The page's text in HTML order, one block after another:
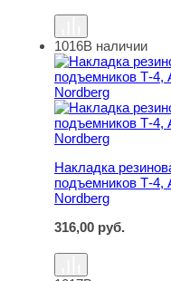
Накладка
1016В наличии
Накладка
подъемников Т-4,
Nordberg
316,00 руб.